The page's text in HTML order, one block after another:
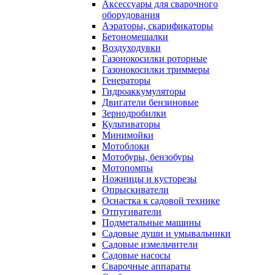
Аксессуары для сварочного
оборудования
Аэраторы, скарификаторы
Бетономешалки
Воздуходувки
Газонокосилки роторные
Газонокосилки триммеры
Генераторы
Гидроаккумуляторы
Двигатели бензиновые
Зернодробилки
Культиваторы
Минимойки
Мотоблоки
Мотобуры, бензобуры
Мотопомпы
Ножницы и кусторезы
Опрыскиватели
Оснастка к садовой технике
Отпугиватели
Подметальные машины
Садовые души и умывальники
Садовые измельчители
Садовые насосы
Сварочные аппараты